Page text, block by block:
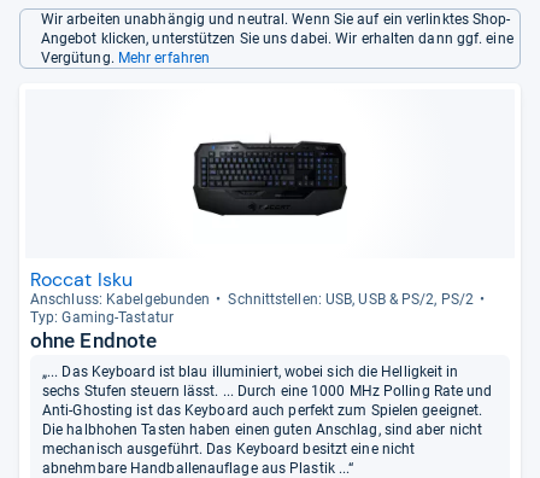
Wir arbeiten unabhängig und neutral. Wenn Sie auf ein verlinktes Shop-
Angebot klicken, unterstützen Sie uns dabei. Wir erhalten dann ggf. eine
Vergütung. Mehr erfahren
Roccat Isku
Anschluss: Kabel­ge­bun­den
Schnitt­stel­len: USB, USB & PS/2, PS/2
Typ: Gaming-​Tasta­tur
ohne Endnote
„... Das Keyboard ist blau illuminiert, wobei sich die Helligkeit in
sechs Stufen steuern lässt. ... Durch eine 1000 MHz Polling Rate und
Anti-Ghosting ist das Keyboard auch perfekt zum Spielen geeignet.
Die halbhohen Tasten haben einen guten Anschlag, sind aber nicht
mechanisch ausgeführt. Das Keyboard besitzt eine nicht
abnehmbare Handballenauflage aus Plastik ...“